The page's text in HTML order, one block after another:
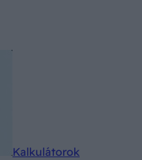
Kalkulátorok